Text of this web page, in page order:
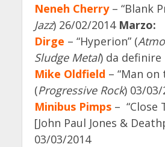
Neneh Cherry– “Blank
Jazz) 26/02/2014 Marzo:
Dirge – “Hyperion” (
Sludge Metal) da definire
Mike Oldfield – “Man on
(Progressive Rock) 03/03/
Minibus Pimps– “Close
[John Paul Jones &
03/03/2014